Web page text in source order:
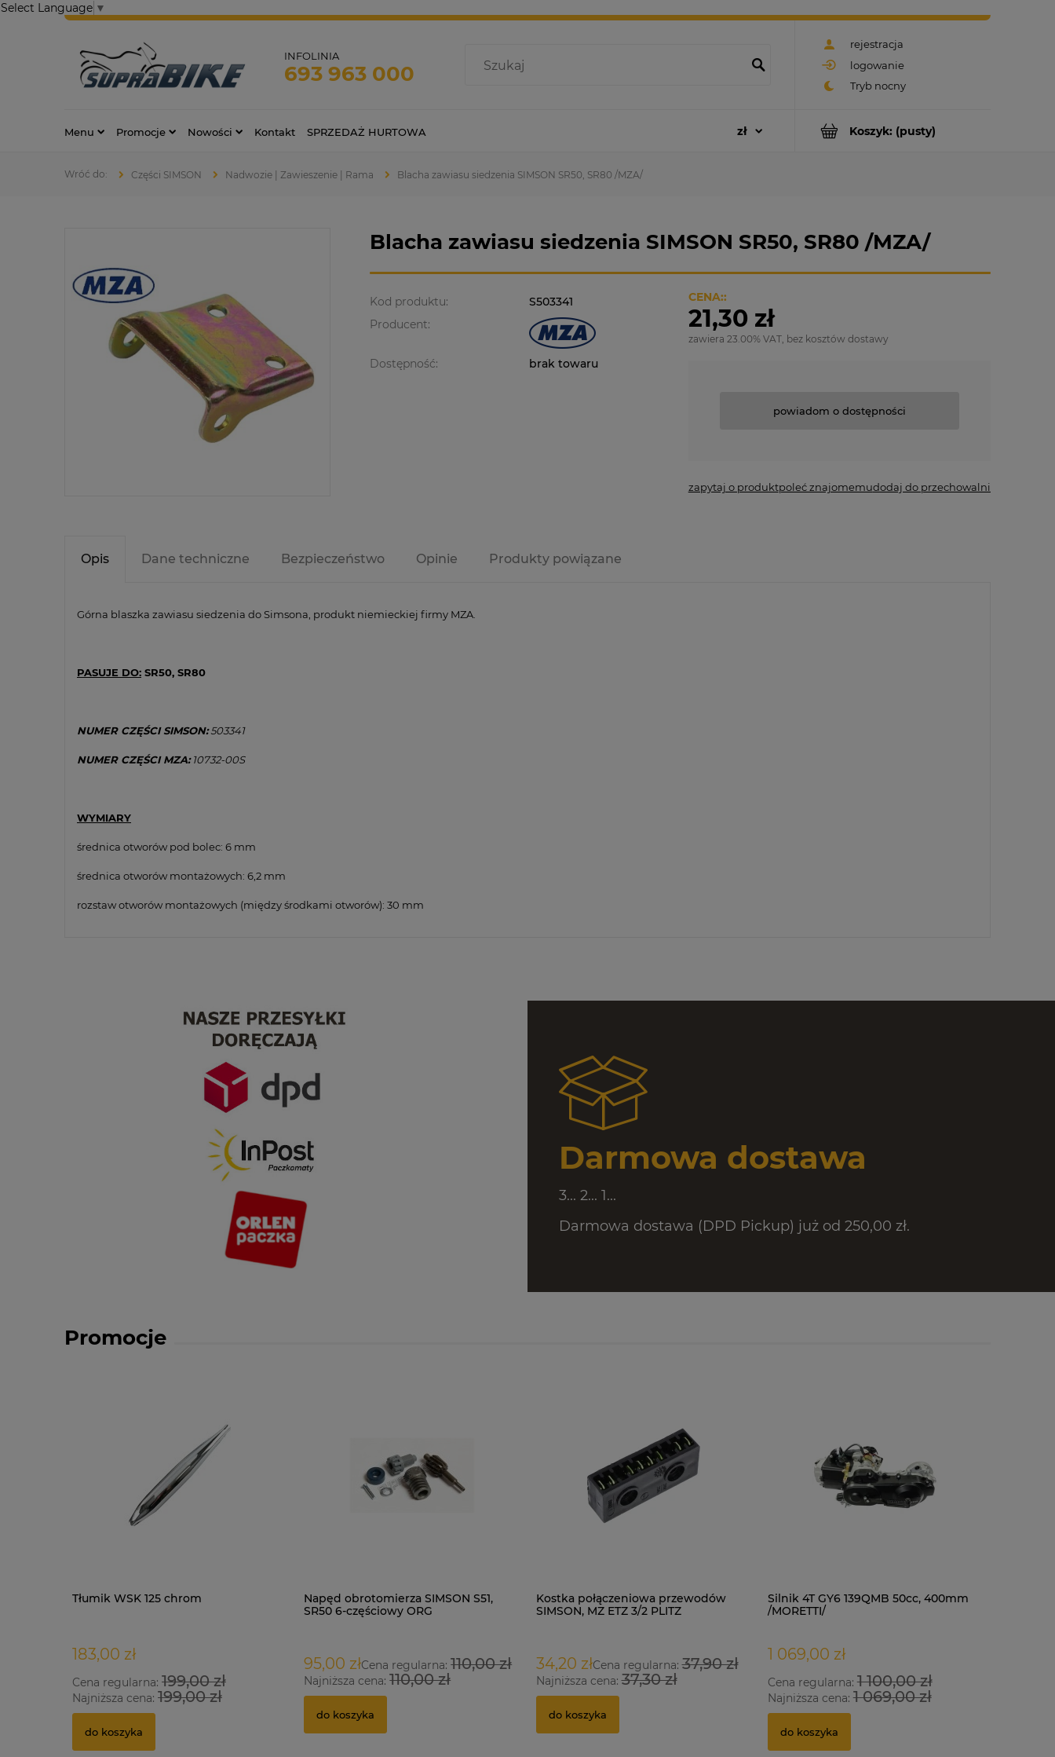
Select Language ▼
rejestracja
logowanie
INFOLINIA
693 963 000
Koszyk: (pusty)
Menu Promocje Nowości Kontakt SPRZEDAŻ HURTOWA
Części SIMSON Nadwozie | Zawieszenie | Rama Blacha zawiasu siedzenia SIMSON SR50, SR80 /MZA/
Blacha zawiasu siedzenia SIMSON SR50, SR80 /MZA/
Kod produktu:
S503341
Producent:
Dostępność: brak towaru
CENA::
21,30 zł
zawiera 23.00% VAT, bez kosztów dostawy
powiadom o dostępności
zapytaj o produktpoleć znajomemudodaj do przechowalni
Opis Dane techniczne Bezpieczeństwo Opinie Produkty powiązane
Górna blaszka zawiasu siedzenia do Simsona, produkt niemieckiej firmy MZA.
PASUJE DO: SR50, SR80
NUMER CZĘŚCI SIMSON:503341
NUMER CZĘŚCI MZA:10732-00S
WYMIARY
średnica otworów pod bolec: 6 mm
średnica otworów montażowych: 6,2 mm
rozstaw otworów montażowych (między środkami otworów): 30 mm
Darmowa dostawa
3... 2... 1...
Darmowa dostawa (DPD Pickup) już od 250,00 zł.
Promocje
Tłumik WSK 125 chrom
183,00 zł
Cena regularna: 199,00 zł
Najniższa cena: 199,00 zł
do koszyka
Napęd obrotomierza SIMSON S51,
SR50 6-częściowy ORG
95,00 złCena regularna:110,00 zł
Najniższa cena:110,00 zł
do koszyka
Kostka połączeniowa przewodów
SIMSON, MZ ETZ 3/2 PLITZ
34,20 złCena regularna:37,90 zł
Najniższa cena:37,30 zł
do koszyka
Silnik 4T GY6 139QMB 50cc, 400mm
/MORETTI/
1 069,00 zł
Cena regularna: 1 100,00 zł
Najniższa cena: 1 069,00 zł
do koszyka